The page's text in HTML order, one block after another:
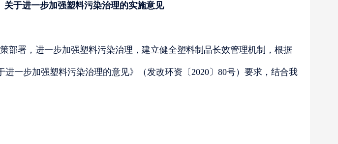
关于进一步加强塑料污染治理的实施意见
部署，进一步加强塑料污染治理，建立健全塑料制品长效管理机制，根据
进一步加强塑料污染治理的意见》（发改环资〔 2020〕80号）要求，结合我